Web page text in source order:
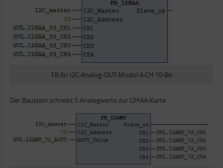
FB für I2C-Analog-OUT-Modul 4-CH 10-Bit
Der Baustein schreibt 5 Analogwerte zur I2HAA-Karte